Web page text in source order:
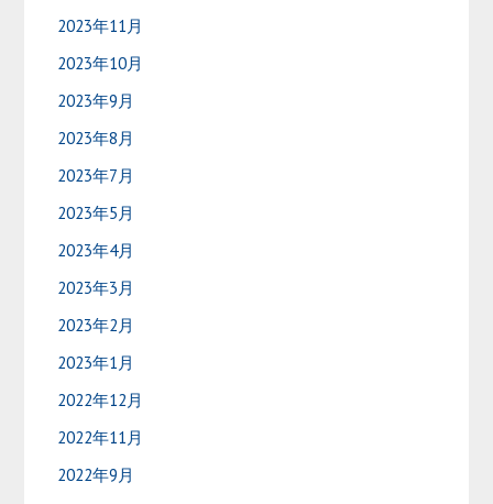
2023年11月
2023年10月
2023年9月
2023年8月
2023年7月
2023年5月
2023年4月
2023年3月
2023年2月
2023年1月
2022年12月
2022年11月
2022年9月